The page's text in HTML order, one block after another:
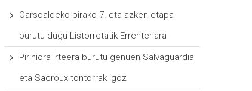
Oarsoaldeko birako 7. eta azken etapa
burutu dugu Listorretatik Errenteriara
Piriniora irteera burutu genuen Salvaguardia
eta Sacroux tontorrak igoz